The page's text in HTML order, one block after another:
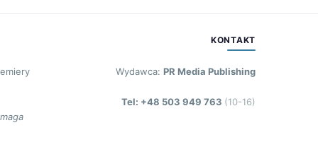
KONTAKT
Wydawca: PR Media Publishing
Tel: +48 503 949 763 (10-16)